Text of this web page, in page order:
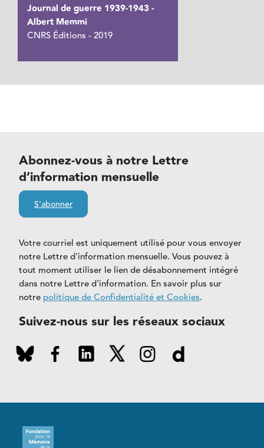
Journal de guerre 1939-1943 -
Albert Memmi
CNRS Éditions - 2019
Abonnez-vous à notre Lettre
d’information mensuelle
S'abonner
Votre courriel est uniquement utilisé pour vous envoyer
notre Lettre d'information mensuelle. Vous pouvez à
tout moment utiliser le lien de désabonnement intégré
dans notre Lettre d'information. En savoir plus sur
notre politique de Confidentialité et Cookies.
Suivez-nous sur les réseaux sociaux